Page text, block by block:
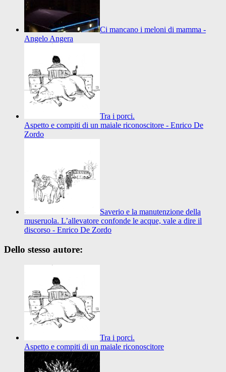
Ci mancano i meloni di mamma -
Angelo Angera
Tra i porci.
Aspetto e compiti di un maiale riconoscitore - Enrico De
Zordo
Saverio e la manutenzione della
museruola. L’allevatore confonde le acque, vale a dire il
discorso - Enrico De Zordo
Dello stesso autore:
Tra i porci.
Aspetto e compiti di un maiale riconoscitore